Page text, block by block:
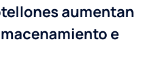
aumentan
e